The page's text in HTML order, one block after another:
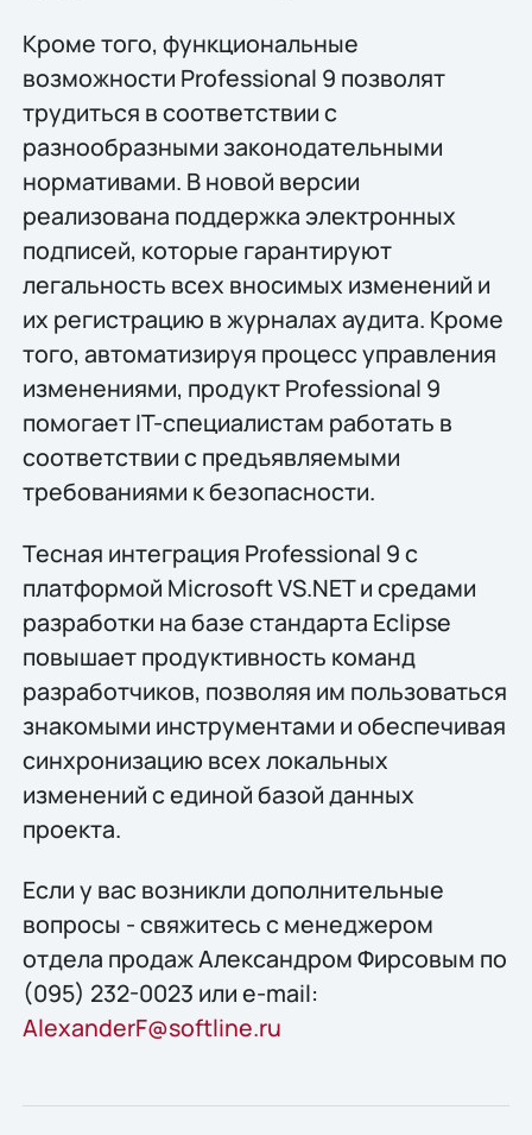
Кроме того, функциональные
возможности Professional 9 позволят
трудиться в соответствии с
разнообразными законодательными
нормативами. В новой версии
реализована поддержка электронных
подписей, которые гарантируют
легальность всех вносимых изменений и
их регистрацию в журналах аудита. Кроме
того, автоматизируя процесс управления
изменениями, продукт Professional 9
помогает IT-специалистам работать в
соответствии с предъявляемыми
требованиями к безопасности.
Тесная интеграция Professional 9 с
платформой Microsoft VS.NET и средами
разработки на базе стандарта Eclipse
повышает продуктивность команд
разработчиков, позволяя им пользоваться
знакомыми инструментами и обеспечивая
синхронизацию всех локальных
изменений с единой базой данных
проекта.
Если у вас возникли дополнительные
вопросы - свяжитесь с менеджером
отдела продаж Александром Фирсовым по
(095) 232-0023 или e-mail:
AlexanderF@softline.ru